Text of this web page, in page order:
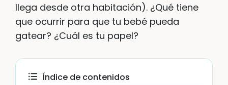
llega desde otra habitación). ¿Qué tiene
que ocurrir para que tu bebé pueda
gatear? ¿Cuál es tu papel?
Índice de contenidos